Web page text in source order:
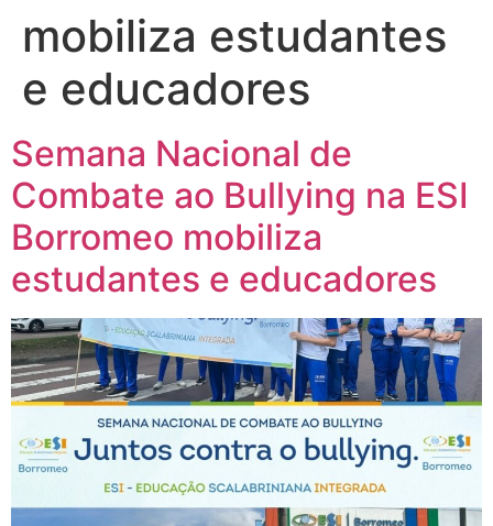
mobiliza estudantes
e educadores
Semana Nacional de
Combate ao Bullying na ESI
Borromeo mobiliza
estudantes e educadores